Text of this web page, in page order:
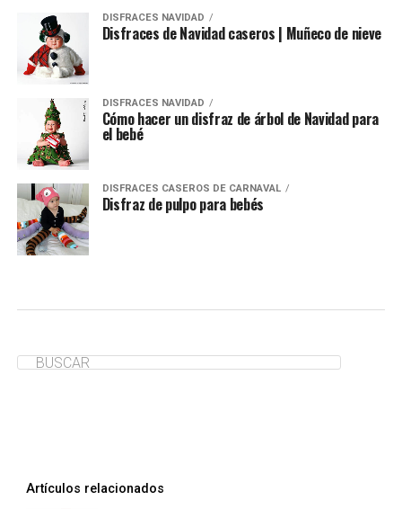
DISFRACES NAVIDAD
Disfraces de Navidad caseros | Muñeco de nieve
DISFRACES NAVIDAD
Cómo hacer un disfraz de árbol de Navidad para
el bebé
DISFRACES CASEROS DE CARNAVAL
Disfraz de pulpo para bebés
Artículos relacionados